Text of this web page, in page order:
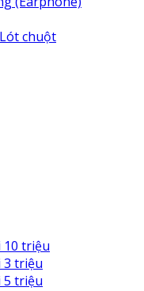
chuột
10 triệu
3 triệu
5 triệu